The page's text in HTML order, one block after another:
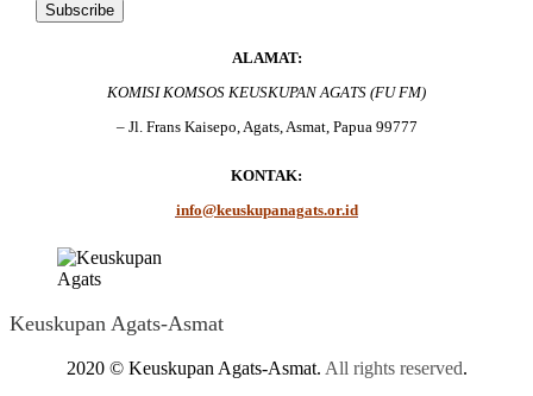
ALAMAT:
KOMISI KOMSOS KEUSKUPAN AGATS (FU FM)
– Jl. Frans Kaisepo, Agats, Asmat, Papua 99777
KONTAK:
info@keuskupanagats.or.id
Keuskupan Agats-Asmat
2020 © Keuskupan Agats-Asmat. All rights reserved.